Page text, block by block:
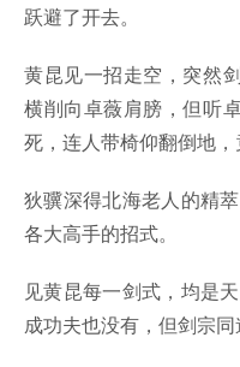
跃避了开去。
黄昆见一招走空，突然
横削向卓薇肩膀，但听
死，连人带椅仰翻倒地，
狄骥深得北海老人的精
各大高手的招式。
见黄昆每一剑式，均是
成功夫也没有，但剑宗同